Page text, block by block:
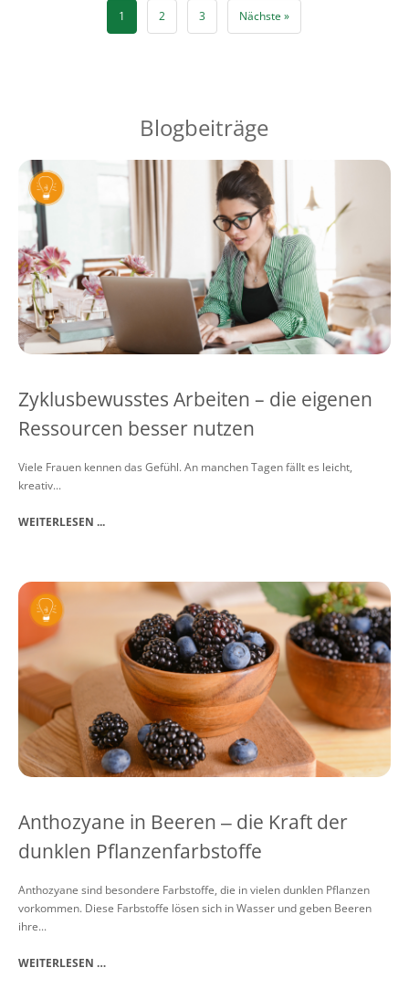
1 2 3 Nächste »
Blogbeiträge
Zyklusbewusstes Arbeiten – die eigenen
Ressourcen besser nutzen
Viele Frauen kennen das Gefühl. An manchen Tagen fällt es leicht,
kreativ...
WEITERLESEN ...
Anthozyane in Beeren ‒ die Kraft der
dunklen Pflanzenfarbstoffe
Anthozyane sind besondere Farbstoffe, die in vielen dunklen Pflanzen
vorkommen. Diese Farbstoffe lösen sich in Wasser und geben Beeren
ihre...
WEITERLESEN …